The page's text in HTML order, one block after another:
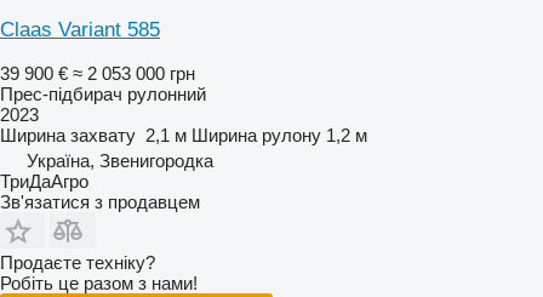
Claas Variant 585
39 900 € ≈ 2 053 000 грн
Прес-підбирач рулонний
2023
Ширина захвату 2,1 м Ширина рулону 1,2 м
Україна, Звенигородка
ТриДаАгро
Зв'язатися з продавцем
Продаєте техніку?
Робіть це разом з нами!